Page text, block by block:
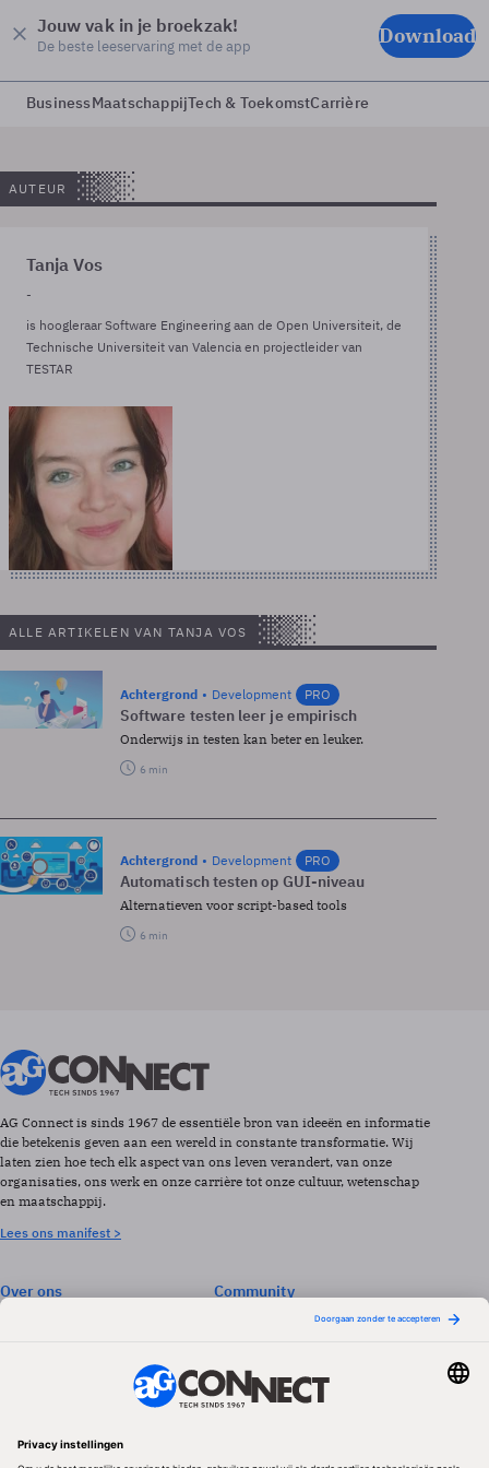
Jouw vak in je broekzak!
De beste leeservaring met de app Download
BusinessMaatschappijTech & ToekomstCarrière
AUTEUR
Tanja Vos
-
is hoogleraar Software Engineering aan de Open Universiteit, de
Technische Universiteit van Valencia en projectleider van
TESTAR
ALLE ARTIKELEN VAN TANJA VOS
Achtergrond Development PRO
Software testen leer je empirisch
Onderwijs in testen kan beter en leuker.
6 min
Achtergrond Development PRO
Automatisch testen op GUI-niveau
Alternatieven voor script-based tools
6 min
AG Connect is sinds 1967 de essentiële bron van ideeën en informatie
die betekenis geven aan een wereld in constante transformatie. Wij
laten zien hoe tech elk aspect van ons leven verandert, van onze
organisaties, ons werk en onze carrière tot onze cultuur, wetenschap
en maatschappij.
Lees ons manifest >
Over ons
Privacyinstellingen
Community
Events & Opleidingen
Vacatures
Whitepapers